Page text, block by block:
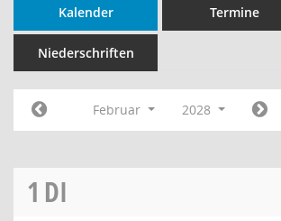
Kalender Termine
Niederschriften
Februar 2028
1 DI